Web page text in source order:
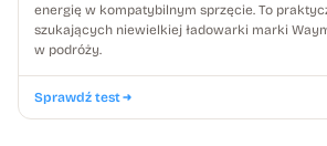
energię w kompatybilnym sprzęcie. To
szukających niewielkiej ładowarki marki
w podróży.
Sprawdź test